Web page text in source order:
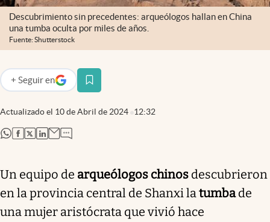
Descubrimiento sin precedentes: arqueólogos hallan en China
una tumba oculta por miles de años.
Fuente: Shutterstock
Actualizado el 10 de Abril de 2024 12:32
+ Seguir en
abre en nueva pestaña
abre en nueva pestaña
abre en nueva pestaña
abre en nueva pestaña
abre en nueva pestaña
Un equipo de arqueólogos chinos descubrieron
en la provincia central de Shanxi latumbade
una mujer aristócrata que vivió hace